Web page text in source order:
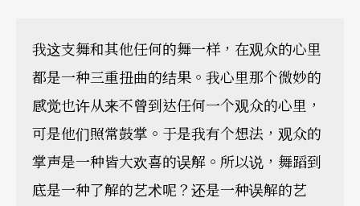
我这支舞和其他任何的舞一样，在观众的心里
都是一种三重扭曲的结果。我心里那个微妙的
感觉也许从来不曾到达任何一个观众的心里，
可是他们照常鼓掌。于是我有个想法，观众的
掌声是一种皆大欢喜的误解。所以说，舞蹈到
底是一种了解的艺术呢？还是一种误解的艺